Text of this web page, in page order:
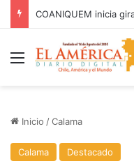
Menú
Inicio /Calama
Calama Destacado